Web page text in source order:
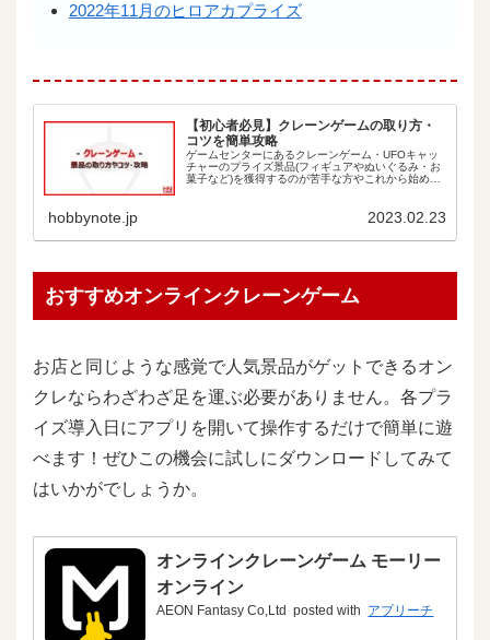
2022年11月のヒロアカプライズ
【初心者必見】クレーンゲームの取り方・
コツを簡単攻略
ゲームセンターにあるクレーンゲーム・UFOキャッ
チャーのプライズ景品(フィギュアやぬいぐるみ・お
菓子など)を獲得するのが苦手な方やこれから始めた
hobbynote.jp 2023.02.23
おすすめオンラインクレーンゲーム
お店と同じような感覚で人気景品がゲットできるオン
クレならわざわざ足を運ぶ必要がありません。各プラ
イズ導入日にアプリを開いて操作するだけで簡単に遊
べます！ぜひこの機会に試しにダウンロードしてみて
はいかがでしょうか。
オンラインクレーンゲーム モーリー
オンライン
AEON Fantasy Co,Ltd posted with アプリーチ